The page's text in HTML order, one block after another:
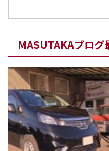
MASUTAKAブログ